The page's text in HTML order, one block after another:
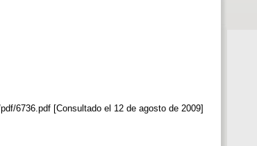
6736.pdf [Consultado el 12 de agosto de 2009]